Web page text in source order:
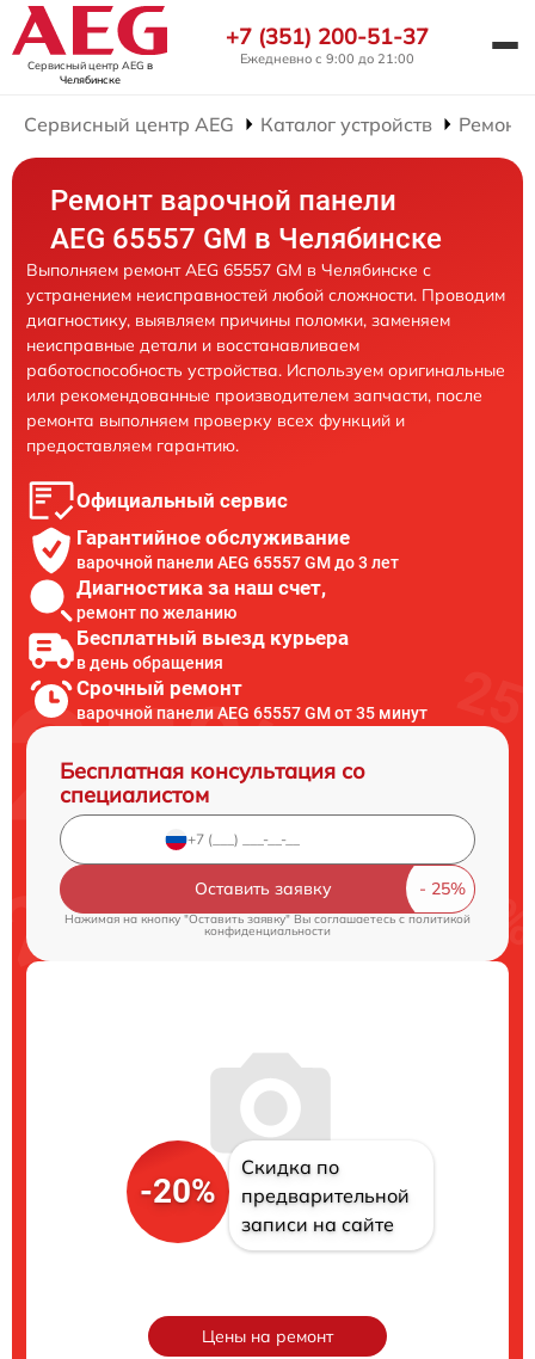
Сервисный центр AEG в
Челябинске
+7 (351) 200-51-37
Ежедневно с 9:00 до 21:00
Сервисный центр AEG Каталог устройств Ремонт
Ремонт варочной панели
AEG 65557 GM в Челябинске
Выполняем ремонт AEG 65557 GM в Челябинске с
устранением неисправностей любой сложности. Проводим
диагностику, выявляем причины поломки, заменяем
неисправные детали и восстанавливаем
работоспособность устройства. Используем оригинальные
или рекомендованные производителем запчасти, после
ремонта выполняем проверку всех функций и
предоставляем гарантию.
Официальный сервис
Гарантийное обслуживание
варочной панели AEG 65557 GM до 3 лет
Диагностика за наш счет,
ремонт по желанию
Бесплатный выезд курьера
в день обращения
Срочный ремонт
варочной панели AEG 65557 GM от 35 минут
Бесплатная консультация со
специалистом
Оставить заявку
Нажимая на кнопку "Оставить заявку" Вы соглашаетесь cполитикой
конфиденциальности
-20%
Скидка по
предварительной
записи на сайте
Цены на ремонт